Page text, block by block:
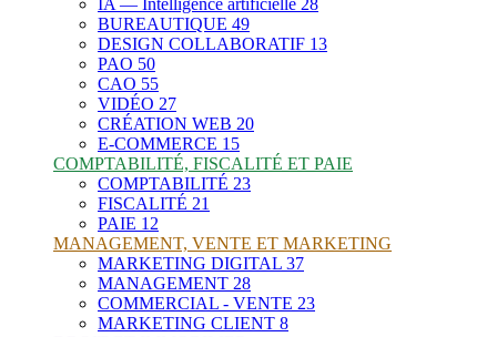
IA — Intelligence artificielle 28
BUREAUTIQUE 49
DESIGN COLLABORATIF 13
PAO 50
CAO 55
VIDÉO 27
CRÉATION WEB 20
E-COMMERCE 15
COMPTABILITÉ, FISCALITÉ ET PAIE
COMPTABILITÉ 23
FISCALITÉ 21
PAIE 12
MANAGEMENT, VENTE ET MARKETING
MARKETING DIGITAL 37
MANAGEMENT 28
COMMERCIAL - VENTE 23
MARKETING CLIENT 8